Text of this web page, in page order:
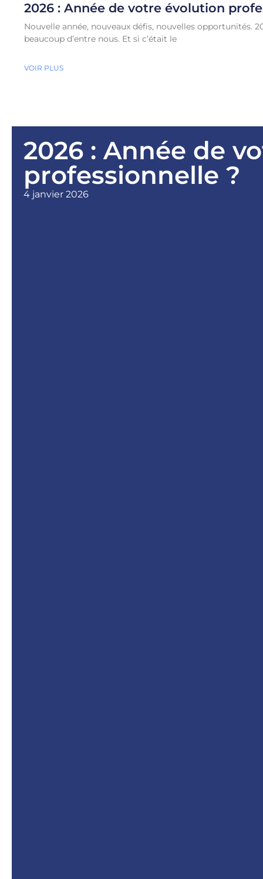
2026 : Année de votre évolution
Nouvelle année, nouveaux défis, nouvelles opportunités.
beaucoup d’entre nous. Et si c’était le
VOIR PLUS
2026 : Année de
professionnelle ?
4 janvier 2026